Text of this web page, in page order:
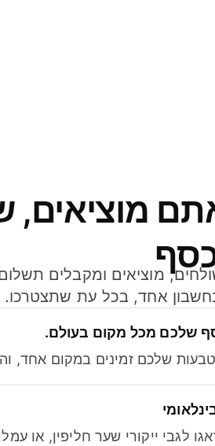
מוציאים,
אחד, בכל עת שתצטרכו.
שלכם מכל מקום בעולם.
שלכם זמינים במקום אחד,
לגבי ייקורי שער חליפין, או